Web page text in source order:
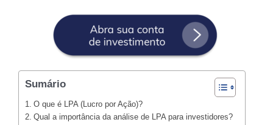
Sumário
O que é LPA (Lucro por Ação)?
Qual a importância da análise de LPA para investidores?